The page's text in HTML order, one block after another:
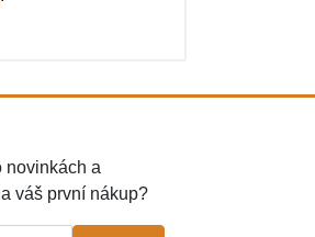
novinkách a
váš první nákup?